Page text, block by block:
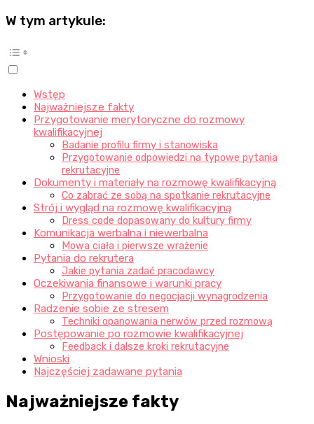
W tym artykule:
Wstęp
Najważniejsze fakty
Przygotowanie merytoryczne do rozmowy
kwalifikacyjnej
Badanie profilu firmy i stanowiska
Przygotowanie odpowiedzi na typowe pytania
rekrutacyjne
Dokumenty i materiały na rozmowę kwalifikacyjną
Co zabrać ze sobą na spotkanie rekrutacyjne
Strój i wygląd na rozmowę kwalifikacyjną
Dress code dopasowany do kultury firmy
Komunikacja werbalna i niewerbalna
Mowa ciała i pierwsze wrażenie
Pytania do rekrutera
Jakie pytania zadać pracodawcy
Oczekiwania finansowe i warunki pracy
Przygotowanie do negocjacji wynagrodzenia
Radzenie sobie ze stresem
Techniki opanowania nerwów przed rozmową
Postępowanie po rozmowie kwalifikacyjnej
Feedback i dalsze kroki rekrutacyjne
Wnioski
Najczęściej zadawane pytania
Najważniejsze fakty